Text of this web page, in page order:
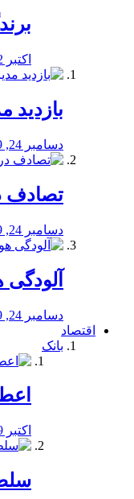
اکتبر 12, 2019
بازدید
دسامبر 24, 2019
تصادف
دسامبر 24, 2019
دسامبر 24, 2019
اقتصاد
بانک
اکتبر 19, 2019